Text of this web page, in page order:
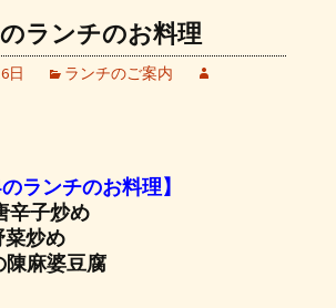
ランチのお料理
日
ランチのご案内
ランチのお料理】
辛子炒め
菜炒め
陳麻婆豆腐